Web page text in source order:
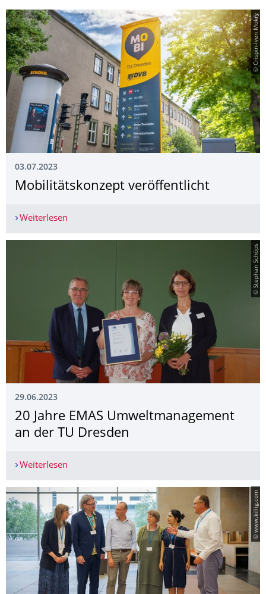
© Crispin-Iven Mokry
03.07.2023
Mobilitätskonzept veröffentlicht
Weiterlesen
© Stephan Schöps
29.06.2023
20 Jahre EMAS Umweltmanagement
an der TU Dresden
Weiterlesen
© www.killig.com